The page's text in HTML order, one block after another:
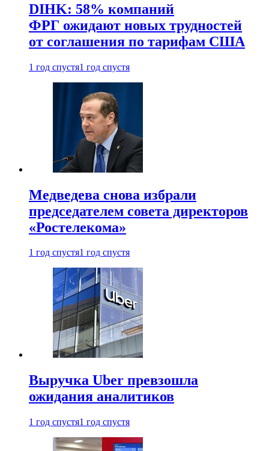
DIHK: 58% компаний
ФРГ ожидают новых трудностей
от соглашения по тарифам США
1 год спустя1 год спустя
Медведева снова избрали
председателем совета директоров
«Ростелекома»
1 год спустя1 год спустя
Выручка Uber превзошла
ожидания аналитиков
1 год спустя1 год спустя